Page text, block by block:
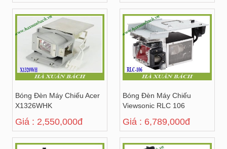
Bóng Đèn Máy Chiếu Acer
X1326WHK
Giá : 2,550,000đ
Bóng Đèn Máy Chiếu
Viewsonic RLC 106
Giá : 6,789,000đ